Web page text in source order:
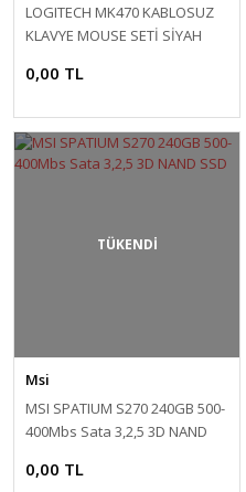
LOGITECH MK470 KABLOSUZ
KLAVYE MOUSE SETİ SİYAH
0,00 TL
TÜKENDİ
Msi
MSI SPATIUM S270 240GB 500-
400Mbs Sata 3,2,5 3D NAND
0,00 TL